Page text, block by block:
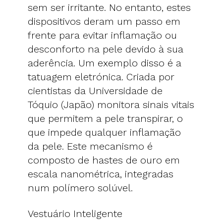
sem ser irritante. No entanto, estes
dispositivos deram um passo em
frente para evitar inflamação ou
desconforto na pele devido à sua
aderência. Um exemplo disso é a
tatuagem eletrónica. Criada por
cientistas da Universidade de
Tóquio (Japão) monitora sinais vitais
que permitem a pele transpirar, o
que impede qualquer inflamação
da pele. Este mecanismo é
composto de hastes de ouro em
escala nanométrica, integradas
num polímero solúvel.
Vestuário Inteligente